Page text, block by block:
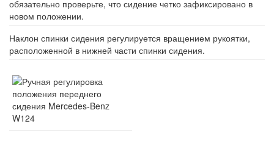
обязательно проверьте, что сидение четко зафиксировано в
новом положении.
Наклон спинки сидения регулируется вращением рукоятки,
расположенной в нижней части спинки сидения.